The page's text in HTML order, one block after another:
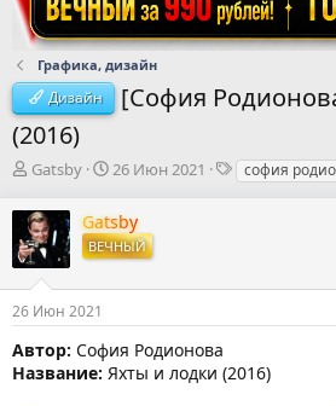
Графика, дизайн
Дизайн
[София
(2016)
А
т
о
р
м
ы
Gatsby
Д
т
а
н
а
л
а
26 Июн 2021
Тсофия
Gatsby
ВЕЧНЫЙ
26 Июн 2021
Автор: София Родионова
Название: Яхты и лодки (2016)